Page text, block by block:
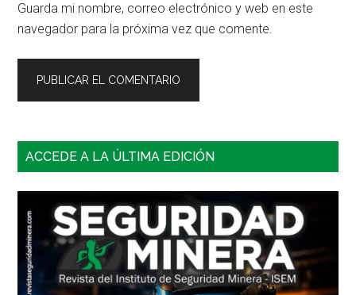
Guarda mi nombre, correo electrónico y web en este
navegador para la próxima vez que comente.
Barra
principal
ACCEDE A LA ÚLTIMA EDICIÓN